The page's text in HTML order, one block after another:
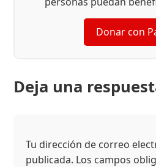
Donar con
Deja una
Tu dirección de correo
publicada. Los campos